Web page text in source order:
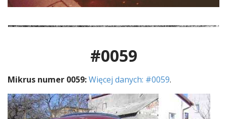
#0059
Mikrus numer 0059:Więcej danych: #0059.